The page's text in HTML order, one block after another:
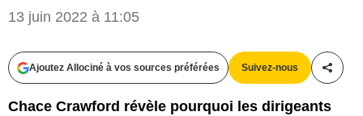
13 juin 2022 à 11:05
Ajoutez Allociné à vos sources préférées Suivez-nous
Chace Crawford révèle pourquoi les dirigeants